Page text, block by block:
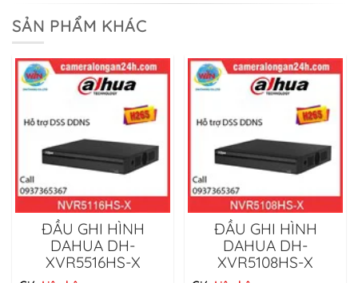
SẢN PHẨM KHÁC
ĐẦU GHI HÌNH
DAHUA DH-
XVR5516HS-X
ĐẦU GHI HÌNH
DAHUA DH-
XVR5108HS-X